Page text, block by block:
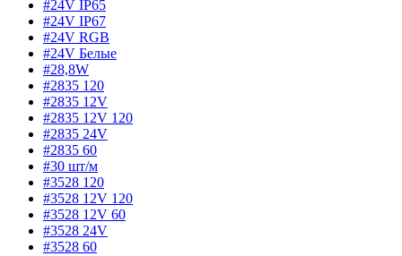
#24V IP65
#24V IP67
#24V RGB
#24V Белые
#28,8W
#2835 120
#2835 12V
#2835 12V 120
#2835 24V
#2835 60
#30 шт/м
#3528 120
#3528 12V 120
#3528 12V 60
#3528 24V
#3528 60